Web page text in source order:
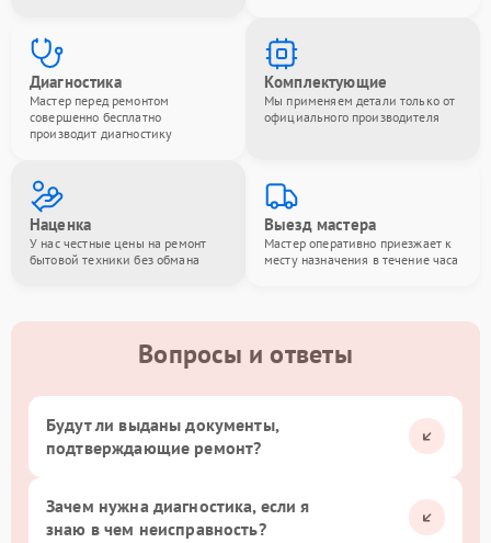
Диагностика
Мастер перед ремонтом
совершенно бесплатно
производит диагностику
Комплектующие
Мы применяем детали только от
официального производителя
Наценка
У нас честные цены на ремонт
бытовой техники без обмана
Выезд мастера
Мастер оперативно приезжает к
месту назначения в течение часа
Вопросы и ответы
Будут ли выданы документы,
подтверждающие ремонт?
Зачем нужна диагностика, если я
знаю в чем неисправность?